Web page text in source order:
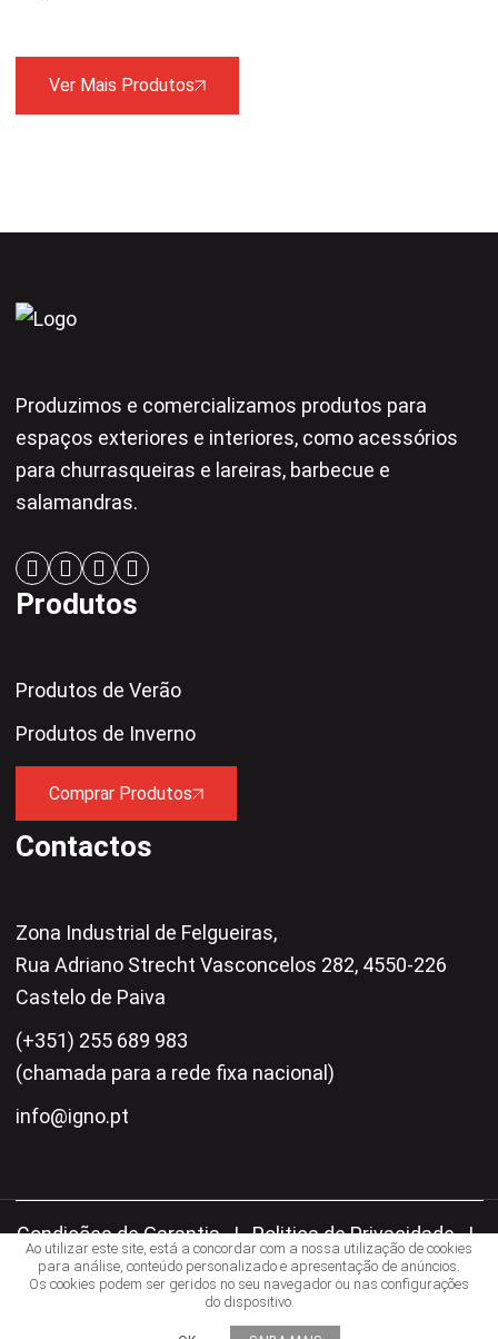
Ver Mais Produtos
Produzimos e comercializamos produtos para
espaços exteriores e interiores, como acessórios
para churrasqueiras e lareiras, barbecue e
salamandras.
Produtos
Produtos de Verão
Produtos de Inverno
Comprar Produtos
Contactos
Zona Industrial de Felgueiras,
Rua Adriano Strecht Vasconcelos 282, 4550-226
Castelo de Paiva
(+351) 255 689 983
(chamada para a rede fixa nacional)
info@igno.pt
Condições de Garantia|Politica de Privacidade|
Livro de Reclamações|Centro de Arbitragem
Todos os direitos reservados © 2026
Ao utilizar este site, está a concordar com a nossa utilização de cookies
para análise, conteúdo personalizado e apresentação de anúncios.
Os cookies podem ser geridos no seu navegador ou nas configurações
do dispositivo.